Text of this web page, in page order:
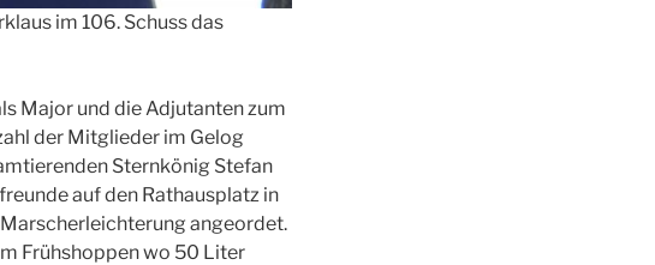
im 106. Schuss das
Major und die Adjutanten zum
der Mitglieder im Gelog
Sternkönig Stefan
auf den Rathausplatz in
angeordet.
Frühshoppen wo 50 Liter